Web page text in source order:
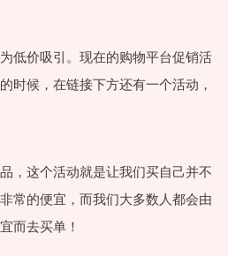
低价吸引。现在的购物平台促销活
时候，在链接下方还有一个活动，
，这个活动就是让我们买自己并不
常的便宜，而我们大多数人都会由
而去买单！